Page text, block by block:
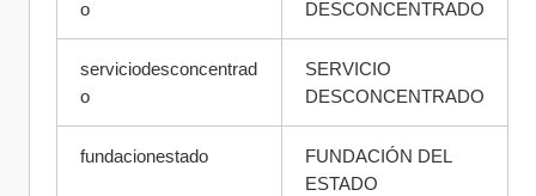
o DESCONCENTRADO
serviciodesconcentrad
o
SERVICIO
DESCONCENTRADO
fundacionestado
FUNDACIÓN DEL
ESTADO